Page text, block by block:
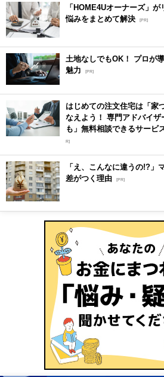
「HOME4Uオーナーズ」
悩みをまとめて解決 [PR]
土地なしでもOK！ プロが
魅力
[PR]
はじめての注文住宅は「家
なえよう！ 専門アドバイ
も」無料相談できるサービ
R]
「え、こんなに違うの!?」
差がつく理由 [PR]